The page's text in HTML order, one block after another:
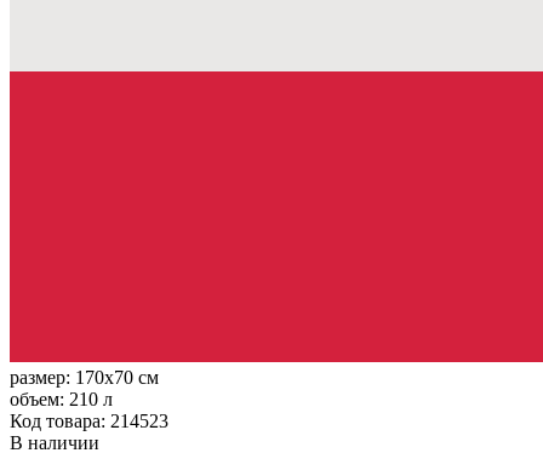
размер: 170x70 см
объем: 210 л
Код товара: 214523
В наличии